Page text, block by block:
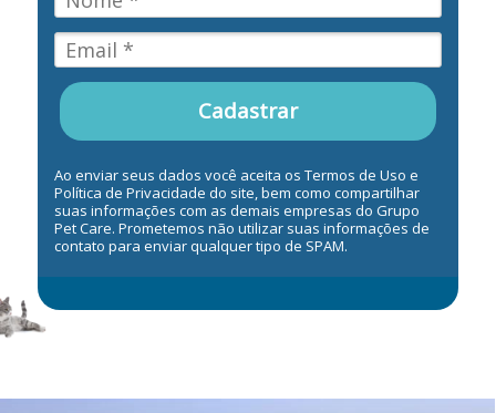
Cadastrar
Ao enviar seus dados você aceita os Termos de Uso e
Política de Privacidade do site, bem como compartilhar
suas informações com as demais empresas do Grupo
Pet Care. Prometemos não utilizar suas informações de
contato para enviar qualquer tipo de SPAM.